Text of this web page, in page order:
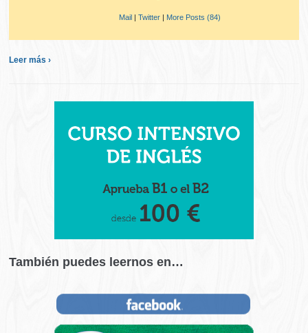
Mail |Twitter | More Posts (84)
Leer más ›
También puedes leernos en…